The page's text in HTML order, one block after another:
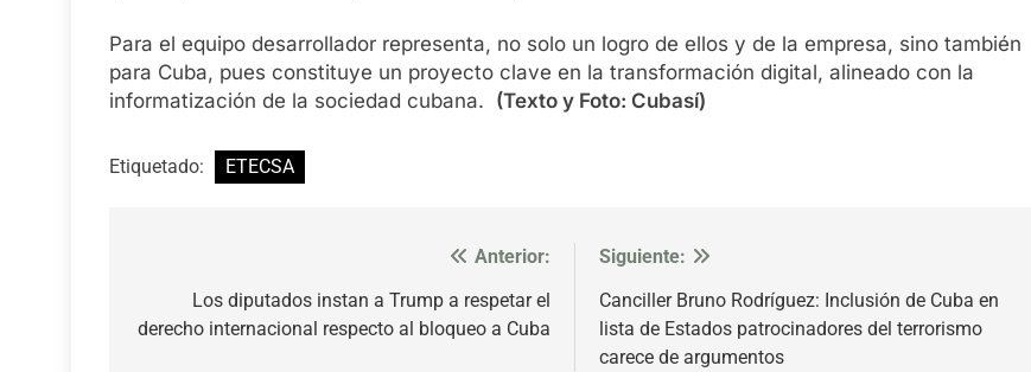
Para el equipo desarrollador representa, no solo un logro de ellos y de la empresa, sino también
para Cuba, pues constituye un proyecto clave en la transformación digital, alineado con la
informatización de la sociedad cubana. (Texto y Foto: Cubasí)
Etiquetado: ETECSA
Anterior:
Los diputados instan a Trump a respetar el
derecho internacional respecto al bloqueo a Cuba
Siguiente:
Canciller Bruno Rodríguez: Inclusión de Cuba en
lista de Estados patrocinadores del terrorismo
carece de argumentos